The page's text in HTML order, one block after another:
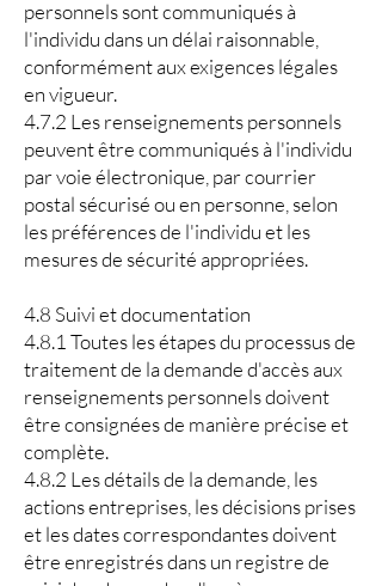
personnels sont communiqués à
l'individu dans un délai raisonnable,
conformément aux exigences légales
en vigueur.
4.7.2 Les renseignements personnels
peuvent être communiqués à l'individu
par voie électronique, par courrier
postal sécurisé ou en personne, selon
les préférences de l'individu et les
mesures de sécurité appropriées.
4.8 Suivi et documentation
4.8.1 Toutes les étapes du processus de
traitement de la demande d'accès aux
renseignements personnels doivent
être consignées de manière précise et
complète.
4.8.2 Les détails de la demande, les
actions entreprises, les décisions prises
et les dates correspondantes doivent
être enregistrés dans un registre de